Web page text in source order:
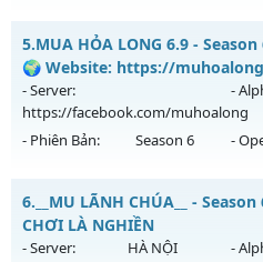
Antihack: OK
MU HỎA LONG - 🌍 Website:
Mu mới ra tháng 08 2026 - Mở
https://facebook.com/
08/08/2626
Exp: 9999x - Drop: 99%
Thể loại: Mu Nguyên bản
Antihack: XShield
5.MUA HỎA LONG 6.9 -
🌍 Website: https://
- Server:
https://facebook.com/muhoalong
-
- Phiên Bản: Season 6 -
MUA HỎA LONG 6.9 - 🌍
Mu mới ra tháng 08 2026 - Mở
https://facebook.com/
6. __MU LÃNH CHÚA__ -
CHƠI LÀ NGHIỀN
- Server: HÀ NỘI -